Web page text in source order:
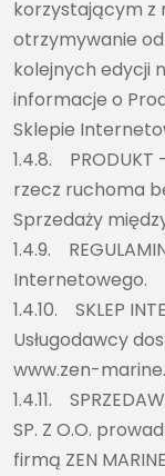
korzystającym z
otrzymywanie
kolejnych edycji
informacje o
Sklepie
1.4.8.
rzecz ruchoma
Sprzedaży
1.4.9.
Internetowego.
1.4.10. SKLEP
Usługodawcy
www.zen-
1.4.11.
SP. Z O.O.
firmą ZEN